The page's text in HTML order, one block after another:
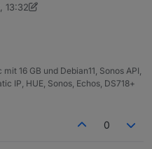
(3 * 60 * 60 * 1000) drin
13:32
16 GB und Debian11, Sonos API,
IP, HUE, Sonos, Echos, DS718+
0